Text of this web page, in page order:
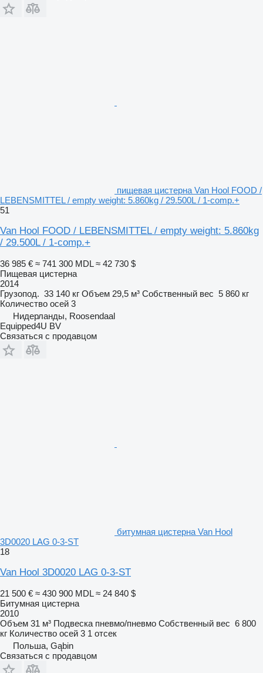
пищевая цистерна Van Hool FOOD /
LEBENSMITTEL / empty weight: 5.860kg / 29.500L / 1-comp.+
51
Van Hool FOOD / LEBENSMITTEL / empty weight: 5.860kg
/ 29.500L / 1-comp.+
36 985 € ≈ 741 300 MDL ≈ 42 730 $
Пищевая цистерна
2014
Грузопод. 33 140 кг Объем 29,5 м³ Собственный вес 5 860 кг
Количество осей 3
Нидерланды, Roosendaal
Equipped4U BV
Связаться с продавцом
битумная цистерна Van Hool
3D0020 LAG 0-3-ST
18
Van Hool 3D0020 LAG 0-3-ST
21 500 € ≈ 430 900 MDL ≈ 24 840 $
Битумная цистерна
2010
Объем 31 м³ Подвеска пневмо/пневмо Собственный вес 6 800
кг Количество осей 3 1 отсек
Польша, Gąbin
Связаться с продавцом